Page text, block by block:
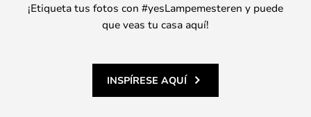
¡Etiqueta tus fotos con #yesLampemesteren y puede
que veas tu casa aquí!
INSPÍRESE AQUÍ